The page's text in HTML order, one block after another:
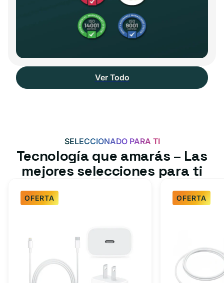
Ver Todo
SELECCIONADO PARA TI
Tecnología que amarás – Las
mejores selecciones para ti
OFERTA OFERTA